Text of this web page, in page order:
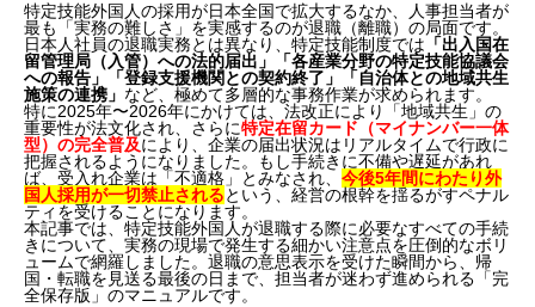
特定技能外国人の採用が日本全国で拡大するなか、人事担当者が
最も「実務の難しさ」を実感するのが退職（離職）の局面です。
日本人社員の退職実務とは異なり、特定技能制度では 「出入国在
留管理局（入管）への法的届出」「各産業分野の特定技能協議会
への報告」「登録支援機関との契約終了」「自治体との地域共生
施策の連携」 など、極めて多層的な事務作業が求められます。
特に2025年〜2026年にかけては、法改正により「地域共生」の
重要性が法文化され、さらに特定在留カード（マイナンバー一体
型）の完全普及により、企業の届出状況はリアルタイムで行政に
把握されるようになりました。もし手続きに不備や遅延があれ
ば、受入れ企業は「不適格」とみなされ、 今後5年間にわたり外
国人採用が一切禁止されるという、経営の根幹を揺るがすペナル
ティを受けることになります。
本記事では、特定技能外国人が退職する際に必要なすべての手続
きについて、実務の現場で発生する細かい注意点を圧倒的なボリ
ュームで網羅しました。退職の意思表示を受けた瞬間から、帰
国・転職を見送る最後の日まで、担当者が迷わず進められる「完
全保存版」のマニュアルです。